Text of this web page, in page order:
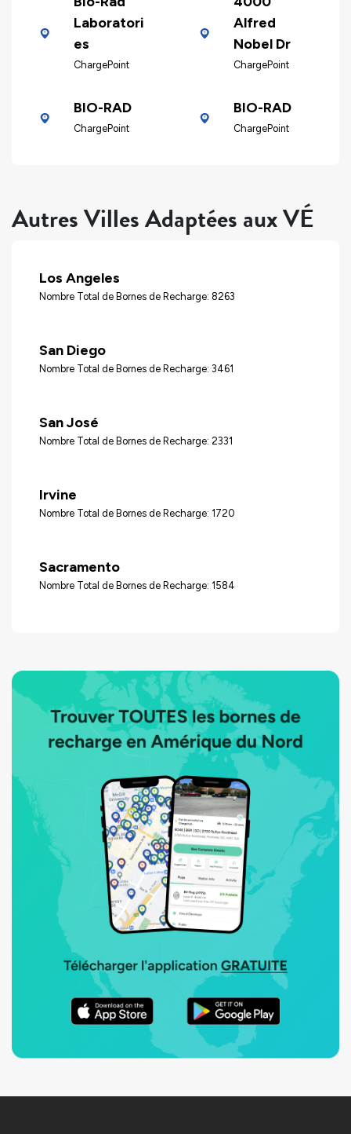
Laboratori
es
ChargePoint
Alfred
Nobel Dr
ChargePoint
BIO-RAD
ChargePoint
BIO-RAD
ChargePoint
Autres Villes Adaptées aux VÉ
Los Angeles
Nombre Total de Bornes de Recharge: 8263
San Diego
Nombre Total de Bornes de Recharge: 3461
San José
Nombre Total de Bornes de Recharge: 2331
Irvine
Nombre Total de Bornes de Recharge: 1720
Sacramento
Nombre Total de Bornes de Recharge: 1584